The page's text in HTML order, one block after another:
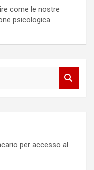
come le nostre
psicologica
per accesso al